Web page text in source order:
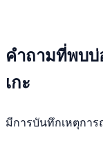
คำถามที่พบบ่
เกะ
มีการบันทึกเหตุกา